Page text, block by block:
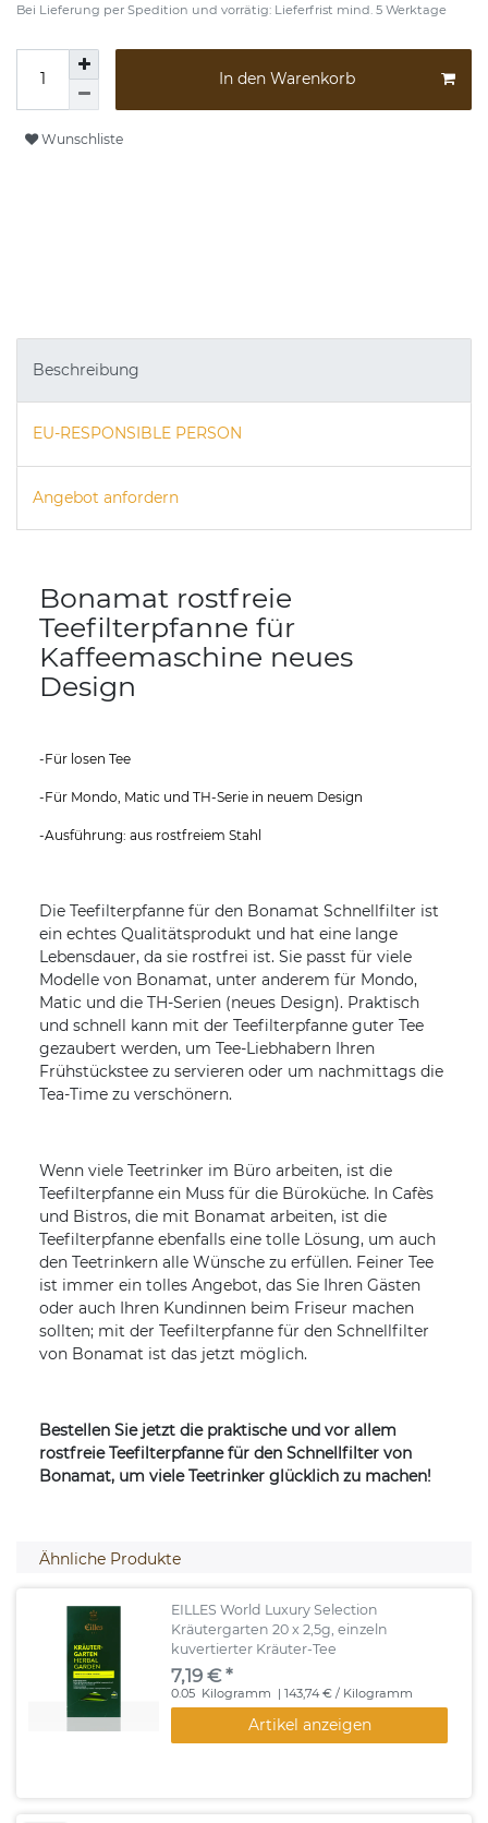
Bei Lieferung per Spedition und vorrätig: Lieferfrist mind. 5 Werktage
In den Warenkorb
Wunschliste
Beschreibung
EU-RESPONSIBLE PERSON
Angebot anfordern
Bonamat rostfreie
Teefilterpfanne für
Kaffeemaschine neues
Design
-Für losen Tee
-Für Mondo, Matic und TH-Serie in neuem Design
-Ausführung: aus rostfreiem Stahl
Die Teefilterpfanne für den Bonamat Schnellfilter ist
ein echtes Qualitätsprodukt und hat eine lange
Lebensdauer, da sie rostfrei ist. Sie passt für viele
Modelle von Bonamat, unter anderem für Mondo,
Matic und die TH-Serien (neues Design). Praktisch
und schnell kann mit der Teefilterpfanne guter Tee
gezaubert werden, um Tee-Liebhabern Ihren
Frühstückstee zu servieren oder um nachmittags die
Tea-Time zu verschönern.
Wenn viele Teetrinker im Büro arbeiten, ist die
Teefilterpfanne ein Muss für die Büroküche. In Cafès
und Bistros, die mit Bonamat arbeiten, ist die
Teefilterpfanne ebenfalls eine tolle Lösung, um auch
den Teetrinkern alle Wünsche zu erfüllen. Feiner Tee
ist immer ein tolles Angebot, das Sie Ihren Gästen
oder auch Ihren Kundinnen beim Friseur machen
sollten; mit der Teefilterpfanne für den Schnellfilter
von Bonamat ist das jetzt möglich.
Bestellen Sie jetzt die praktische und vor allem
rostfreie Teefilterpfanne für den Schnellfilter von
Bonamat, um viele Teetrinker glücklich zu machen!
Ähnliche Produkte
EILLES World Luxury Selection
Kräutergarten 20 x 2,5g, einzeln
kuvertierter Kräuter-Tee
7,19 € *
0.05 Kilogramm | 143,74 € / Kilogramm
Artikel anzeigen